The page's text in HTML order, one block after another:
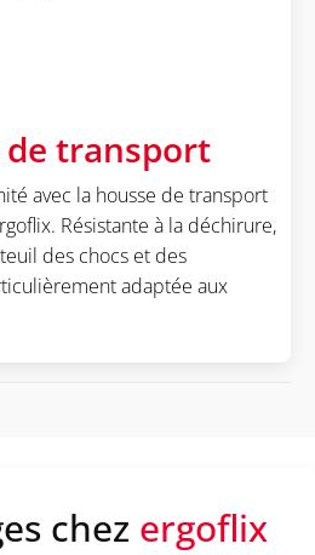
de transport
avec la housse de transport
Résistante à la déchirure,
des chocs et des
adaptée aux
chez ergoflix